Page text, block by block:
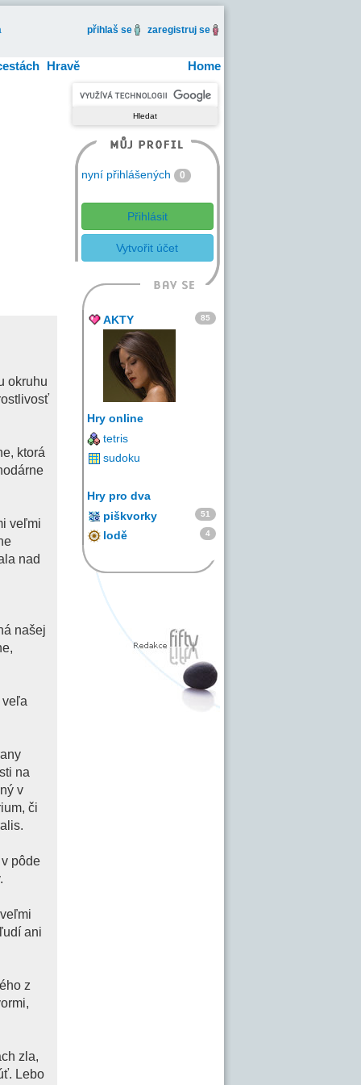
přihlaš se zaregistruj se
Home
Hravě
okruhu
ktorá
veľmi
nad
našej
veľa
na
v
či
pôde
ani
z
zla,
Lebo
nyní přihlášených 0
Přihlásit
Vytvořit účet
AKTY 85
Hry online
tetris
sudoku
Hry pro dva
piškvorky
51
lodě 4